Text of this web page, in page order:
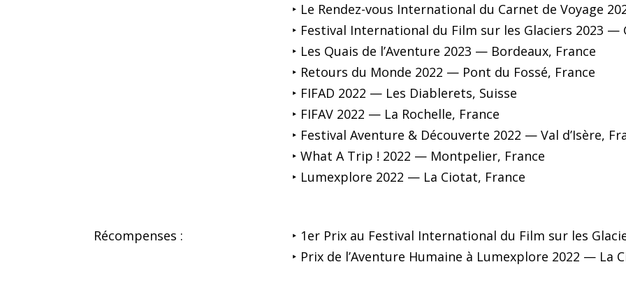
‣ Le Rendez-vous International du Carnet de Voyage
‣ Festival International du Film sur les Glaciers 2023 —
‣ Les Quais de l’Aventure 2023 — Bordeaux, France
‣ Retours du Monde 2022 — Pont du Fossé, France
‣ FIFAD 2022 — Les Diablerets, Suisse
‣ FIFAV 2022 — La Rochelle, France
‣ Festival Aventure & Découverte 2022 — Val d’Isère,
‣ What A Trip ! 2022 — Montpelier, France
‣ Lumexplore 2022 — La Ciotat, France
Récompenses :
‣ 1er Prix au Festival International du Film sur les
‣ Prix de l’Aventure Humaine à Lumexplore 2022 — La